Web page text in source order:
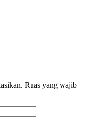
Ruas yang wajib